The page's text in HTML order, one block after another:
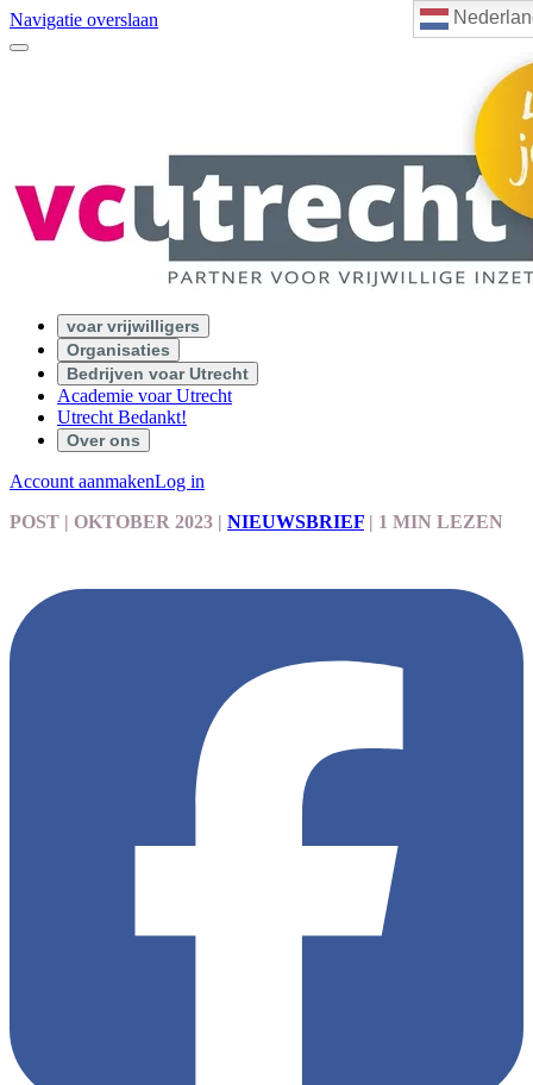
Navigatie overslaan
voar vrijwilligers
Organisaties
Bedrijven voar Utrecht
Academie voar Utrecht
Utrecht Bedankt!
Over ons
Account aanmakenLog in
POST | OKTOBER 2023 | NIEUWSBRIEF | 1 MIN LEZEN